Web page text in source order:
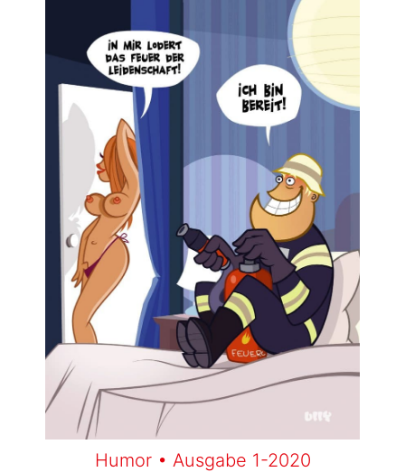
Humor • Ausgabe 1-2020